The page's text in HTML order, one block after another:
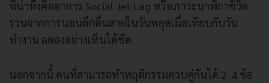
ที่น่าทึ่งคืออาการ Social Jet Lag หรือภาวะนาฬิกาชีวิต
รวนจากการนอนดึกตื่นสายในวันหยุดเมื่อเทียบกับวัน
ทำงาน ลดลงอย่างเห็นได้ชัด
นอกจากนี้ คนที่สามารถทำพฤติกรรมควบคู่กันได้ 2-4 ข้อ